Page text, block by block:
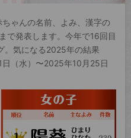
ゃんの名前、よみ、漢字の
で発表します。今年で16回目
。気になる2025年の結果
（水）〜2025年10月25日